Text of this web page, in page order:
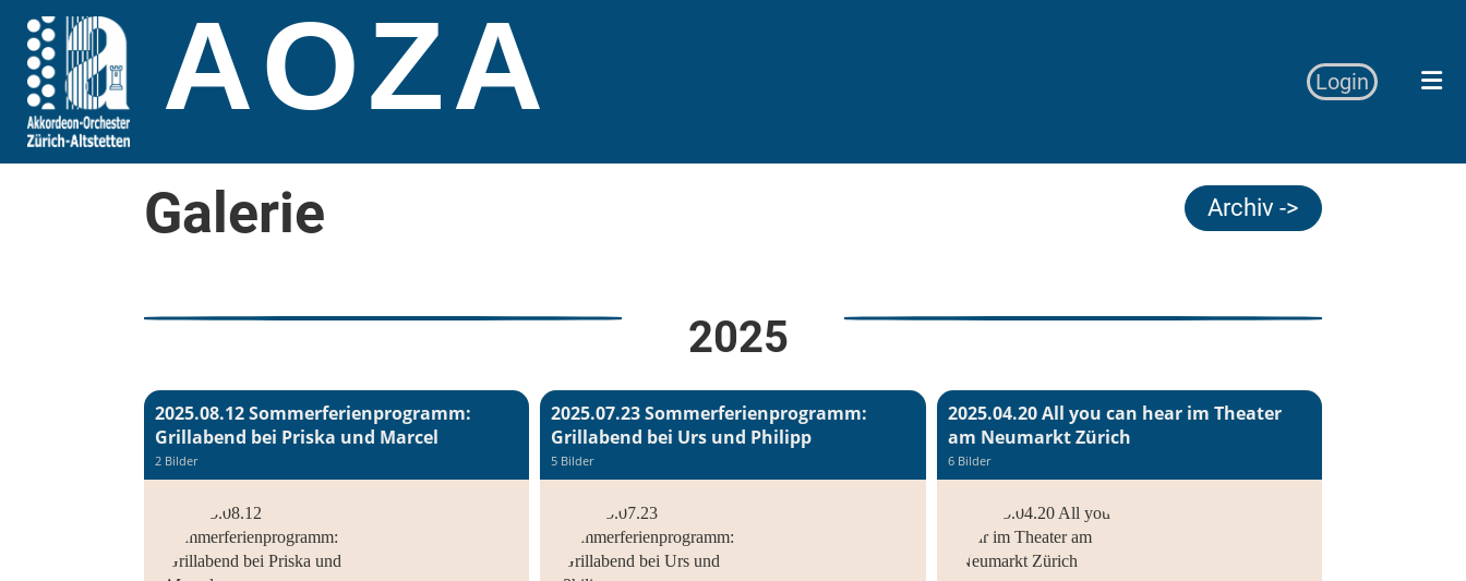
AOZA Login
Galerie Archiv ->
2025
2025.08.12 Sommerferienprogramm:
Grillabend bei Priska und Marcel
2 Bilder
2025.07.23 Sommerferienprogramm:
Grillabend bei Urs und Philipp
5 Bilder
2025.04.20 All you can hear im Theater
am Neumarkt Zürich
6 Bilder